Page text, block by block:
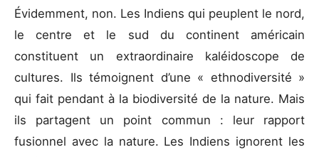
Évidemment, non. Les Indiens qui peuplent le nord,
le centre et le sud du continent américain
constituent un extraordinaire kaléidoscope de
cultures. Ils témoignent d’une « ethnodiversité »
qui fait pendant à la biodiversité de la nature. Mais
ils partagent un point commun : leur rapport
fusionnel avec la nature. Les Indiens ignorent les